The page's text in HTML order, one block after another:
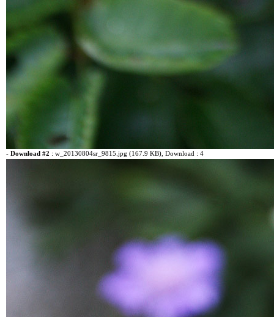
- Download #2 : w_20130804sr_9815.jpg (167.9 KB) , Download : 4